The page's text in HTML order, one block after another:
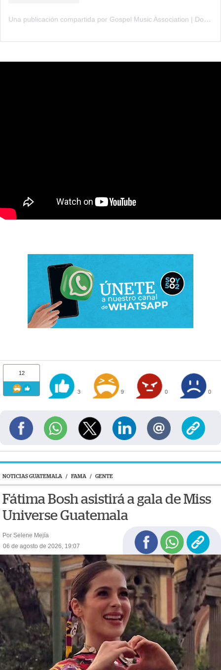
Una publicación compartida por Gospel Music Association | Dove Awards (@gmadoveawards)
12
3 9 0 0
NOTICIAS GUATEMALA / FAMA / GENTE
Fátima Bosh asistirá a gala de Miss
Universe Guatemala
Por Selene Mejía
06 de agosto de 2026, 19:07